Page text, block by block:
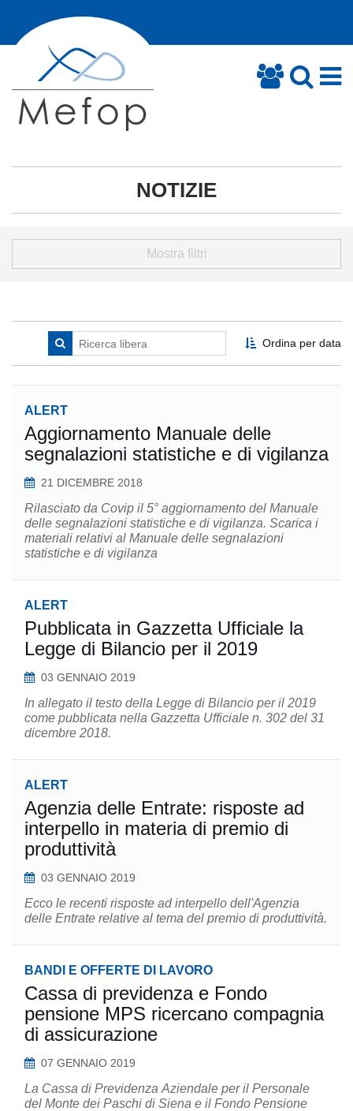
NOTIZIE
Mostra filtri
Ordina per data
ALERT
Aggiornamento Manuale delle
segnalazioni statistiche e di vigilanza
21 DICEMBRE 2018
Rilasciato da Covip il 5° aggiornamento del Manuale
delle segnalazioni statistiche e di vigilanza. Scarica i
materiali relativi al Manuale delle segnalazioni
statistiche e di vigilanza
ALERT
Pubblicata in Gazzetta Ufficiale la
Legge di Bilancio per il 2019
03 GENNAIO 2019
In allegato il testo della Legge di Bilancio per il 2019
come pubblicata nella Gazzetta Ufficiale n. 302 del 31
dicembre 2018.
ALERT
Agenzia delle Entrate: risposte ad
interpello in materia di premio di
produttività
03 GENNAIO 2019
Ecco le recenti risposte ad interpello dell'Agenzia
delle Entrate relative al tema del premio di produttività.
BANDI E OFFERTE DI LAVORO
Cassa di previdenza e Fondo
pensione MPS ricercano compagnia
di assicurazione
07 GENNAIO 2019
La Cassa di Previdenza Aziendale per il Personale
del Monte dei Paschi di Siena e il Fondo Pensione